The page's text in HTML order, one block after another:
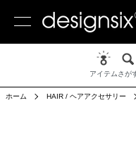
アイテムさが
ホーム HAIR / ヘアアクセサリー